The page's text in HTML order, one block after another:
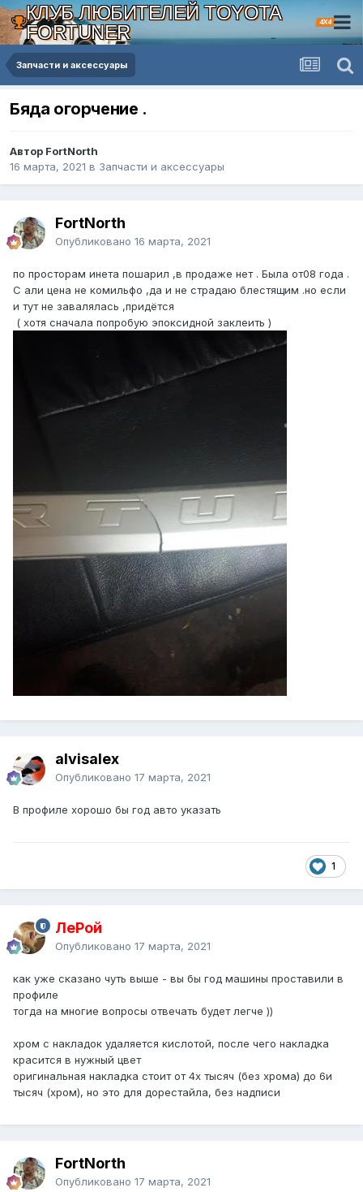
КЛУБ ЛЮБИТЕЛЕЙ TOYOTA
FORTUNER
4X4
Запчасти и аксессуары
Бяда огорчение .
Автор FоrtNorth
16 марта, 2021 в Запчасти и аксессуары
FоrtNorth
Опубликовано 16 марта, 2021
по просторам инета пошарил ,в продаже нет . Была от08 года .
С али цена не комильфо ,да и не страдаю блестящим .но если
и тут не завалялась ,придётся
( хотя сначала попробую эпоксидной заклеить )
alvisalex
Опубликовано 17 марта, 2021
В профиле хорошо бы год авто указать
1
ЛеРой
Опубликовано 17 марта, 2021
как уже сказано чуть выше - вы бы год машины проставили в
профиле
тогда на многие вопросы отвечать будет легче ))
хром с накладок удаляется кислотой, после чего накладка
красится в нужный цвет
оригинальная накладка стоит от 4х тысяч (без хрома) до 6и
тысяч (хром), но это для дорестайла, без надписи
FоrtNorth
Опубликовано 17 марта, 2021